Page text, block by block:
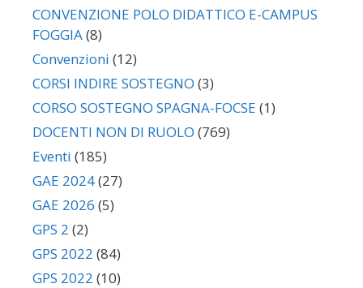
CONVENZIONE POLO DIDATTICO E-CAMPUS
FOGGIA(8)
Convenzioni (12)
CORSI INDIRE SOSTEGNO (3)
CORSO SOSTEGNO SPAGNA-FOCSE (1)
DOCENTI NON DI RUOLO (769)
Eventi (185)
GAE 2024(27)
GAE 2026 (5)
GPS 2 (2)
GPS 2022 (84)
GPS 2022 (10)